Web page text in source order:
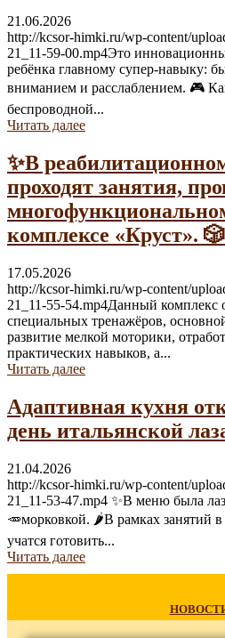
21.06.2026
http://kcsor-himki.ru/wp-content/
21_11-59-00.mp4Это
ребёнка главному супер-навыку:
вниманием и расслаблением. 🎮
беспроводной...
Читать далее
✨В
проходят занятия,
комплексе «Круст».
17.05.2026
http://kcsor-himki.ru/wp-content/
21_11-55-54.mp4Данный комплекс
специальных тренажёров,
развитие мелкой моторики,
практических навыков, а...
Читать далее
Адаптивная кухня
день итальянской
21.04.2026
http://kcsor-himki.ru/wp-content/
21_11-53-47.mp4 ✨В меню была
🥕морковкой. 🌶В рамках занятий в
учатся готовить...
Читать далее